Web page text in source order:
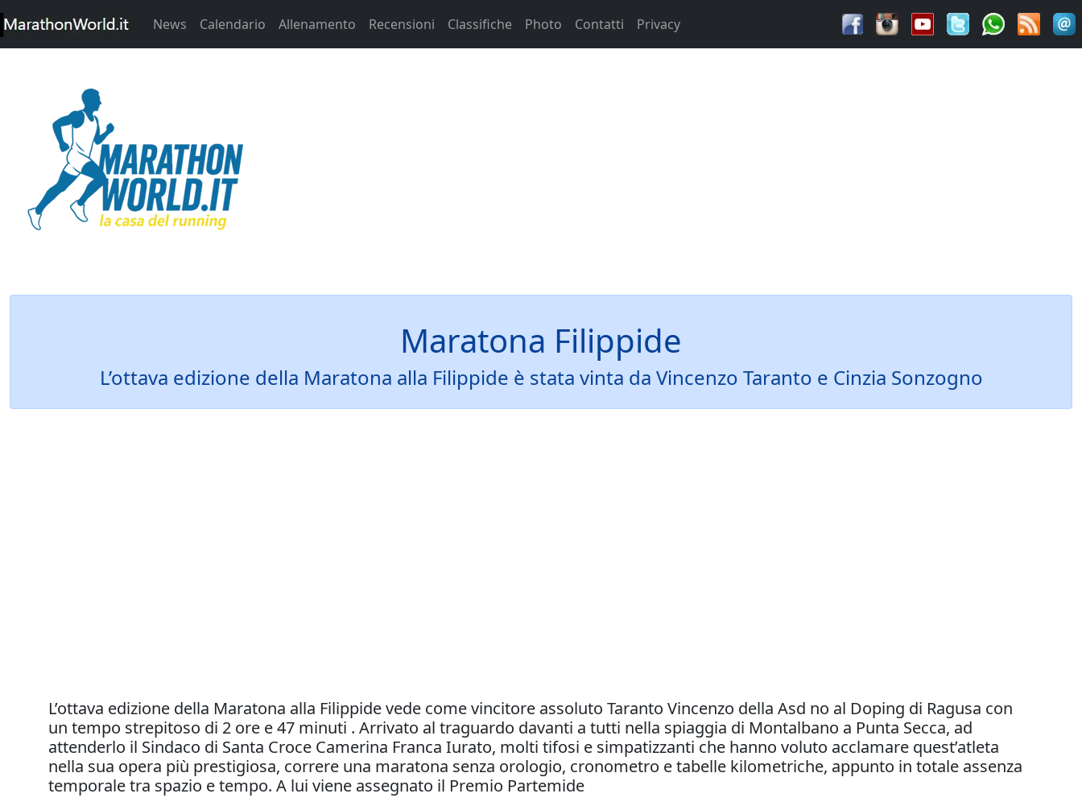
News Calendario Allenamento Recensioni Classifiche Photo Contatti Privacy
Maratona Filippide
L’ottava edizione della Maratona alla Filippide è stata vinta da Vincenzo Taranto e Cinzia Sonzogno
L’ottava edizione della Maratona alla Filippide vede come vincitore assoluto Taranto Vincenzo della Asd no al Doping di Ragusa con
un tempo strepitoso di 2 ore e 47 minuti . Arrivato al traguardo davanti a tutti nella spiaggia di Montalbano a Punta Secca, ad
attenderlo il Sindaco di Santa Croce Camerina Franca Iurato, molti tifosi e simpatizzanti che hanno voluto acclamare quest’atleta
nella sua opera più prestigiosa, correre una maratona senza orologio, cronometro e tabelle kilometriche, appunto in totale assenza
temporale tra spazio e tempo. A lui viene assegnato il Premio Partemide